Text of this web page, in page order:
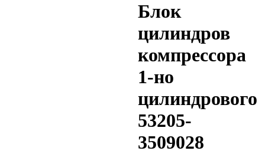
Блок
цилиндров
компрессора
1-но
цилиндрового
53205-
3509028